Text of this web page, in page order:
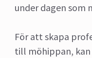
under dagen som
För att skapa
till möhippan, kan